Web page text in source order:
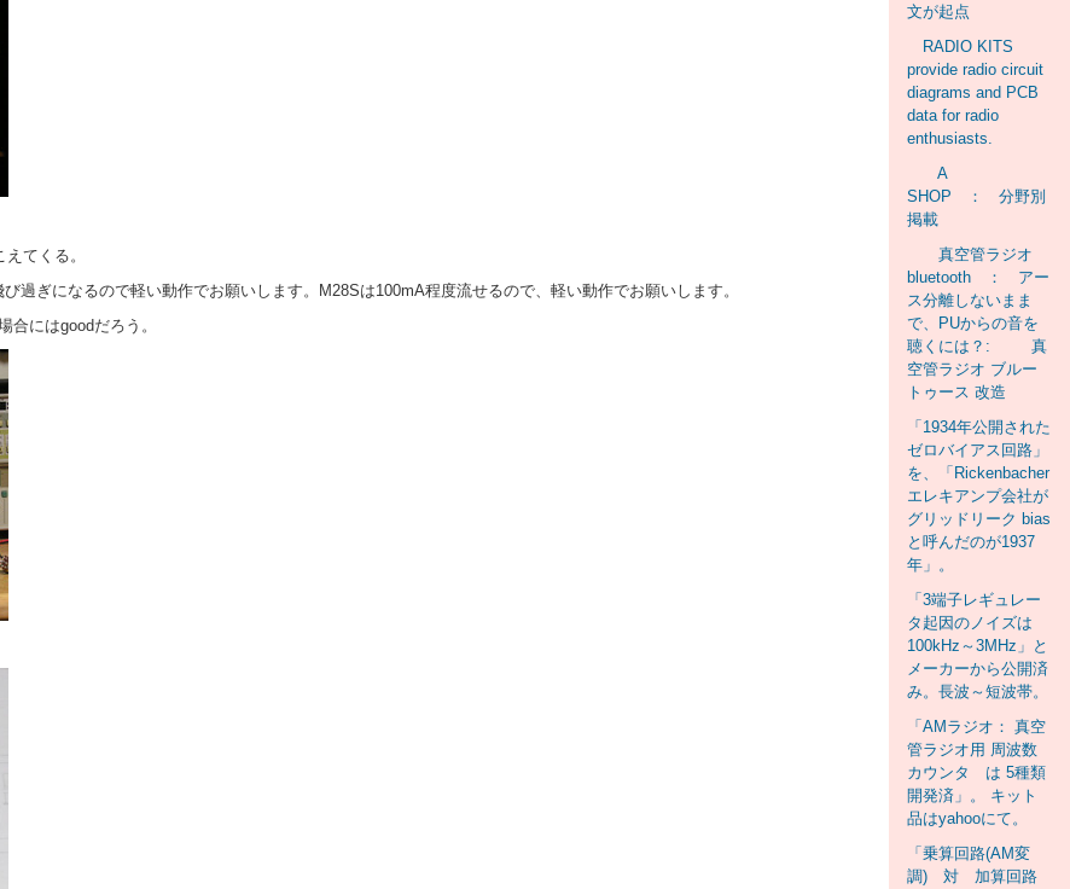
てくる。
過ぎになるので軽い動作でお願いします。M28Sは100mA程度流せるので、軽い動作でお願いします。
合にはgoodだろう。
文が起点
RADIO KITS
provide radio circuit
diagrams and PCB
data for radio
enthusiasts.
A
SHOP ： 分野別
掲載
真空管ラジオ
bluetooth ： アー
ス分離しないまま
で、PUからの音を
聴くには？: 真
空管ラジオ ブルー
トゥース 改造
「1934年公開された
ゼロバイアス回路」
を、「Rickenbacher
エレキアンプ会社が
グリッドリーク bias
と呼んだのが1937
年」。
「3端子レギュレー
タ起因のノイズは
100kHz～3MHz」と
メーカーから公開済
み。長波～短波帯。
「AMラジオ： 真空
管ラジオ用 周波数
カウンタ は 5種類
開発済」。 キット
品はyahooにて。
「乗算回路(AM変
調) 対 加算回路